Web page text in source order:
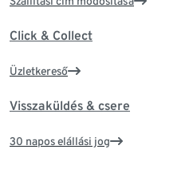
Click & Collect
Üzletkereső
Visszaküldés & csere
30 napos elállási jog